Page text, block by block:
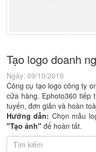
Tạo logo doanh
Ngày: 09/10/2019
Công cụ tạo logo công ty
cửa hàng. Ephoto360 tiếp
tuyến, đơn giản và hoàn
Hướng dẫn: Chọn mẫu
"Tạo ảnh" để hoàn tất.